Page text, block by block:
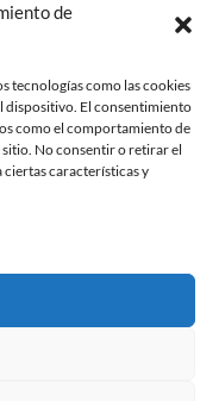
de
tecnologías como las cookies
dispositivo. El consentimiento
como el comportamiento de
No consentir o retirar el
características y
Clásicos
28006.
Pastor. Sitio web